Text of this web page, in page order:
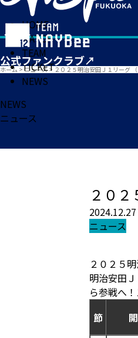
HOME
MATCH
TEAM
TICKET
NEWS
ホーム > ニュース> ２０２５明治安田Ｊ１リーグ
NEWS
ニュース
２０
2024.12.27
ニュース
２０２５
明治安田
ら参戦へ
節